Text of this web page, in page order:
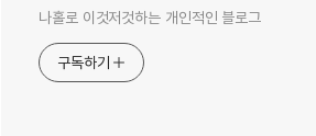
나홀로 이것저것하는 개인적인 블로그
구독하기